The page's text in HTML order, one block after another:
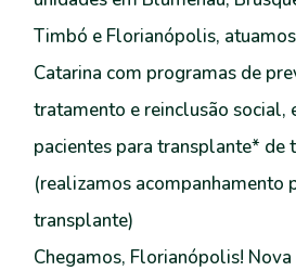
Chegamos, Florianópolis!